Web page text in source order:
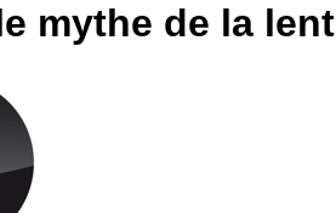
mythe de la